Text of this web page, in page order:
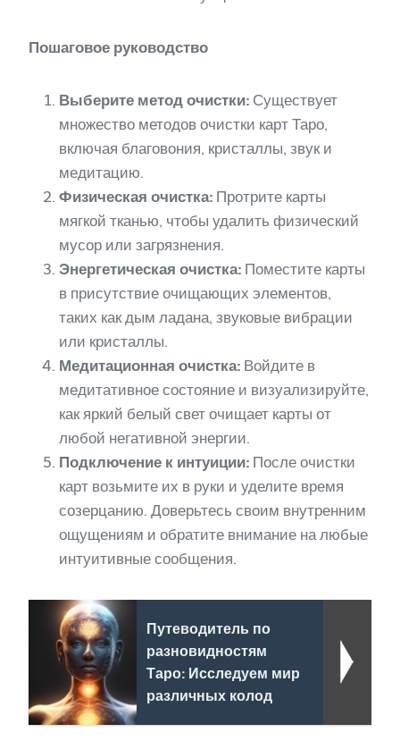
Пошаговое руководство
Выберите метод очистки: Существует
множество методов очистки карт Таро,
включая благовония, кристаллы, звук и
медитацию.
Физическая очистка: Протрите карты
мягкой тканью, чтобы удалить физический
мусор или загрязнения.
Энергетическая очистка: Поместите карты
в присутствие очищающих элементов,
таких как дым ладана, звуковые вибрации
или кристаллы.
Медитационная очистка: Войдите в
медитативное состояние и визуализируйте,
как яркий белый свет очищает карты от
любой негативной энергии.
Подключение к интуиции: После очистки
карт возьмите их в руки и уделите время
созерцанию. Доверьтесь своим внутренним
ощущениям и обратите внимание на любые
интуитивные сообщения.
Путеводитель по
разновидностям
Таро: Исследуем мир
различных колод